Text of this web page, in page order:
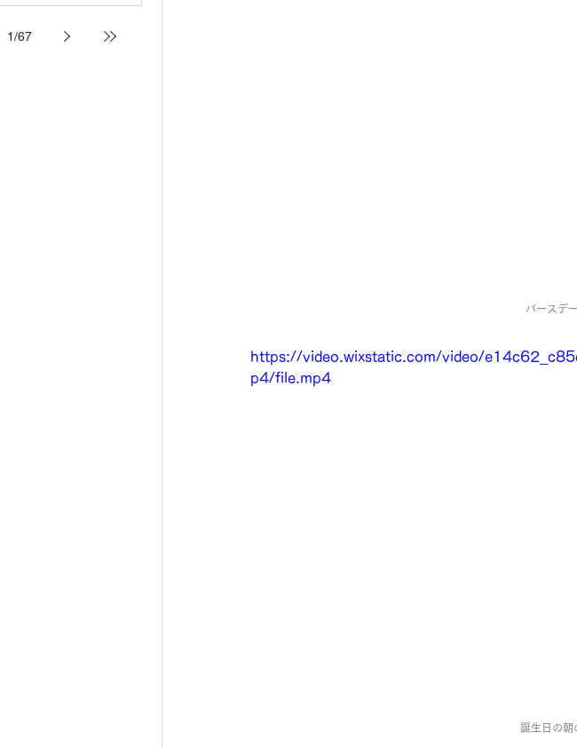
1/67
バースデ
https://video.wixstatic.com/video/
p4/file.mp4
誕生日の朝